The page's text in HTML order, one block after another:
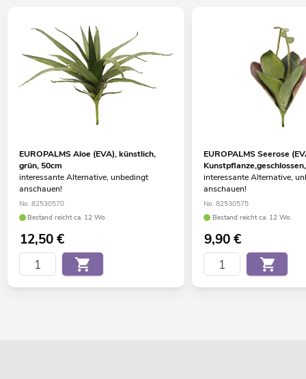
EUROPALMS Aloe (EVA), künstlich,
grün, 50cm
interessante Alternative, unbedingt
anschauen!
No. 82530570
Bestand reicht ca. 12 Wo.
12,50€
EUROPALMS Seerose
interessante Alternative,
anschauen!
No. 82530575
Bestand reicht ca. 12 Wo.
9,90€